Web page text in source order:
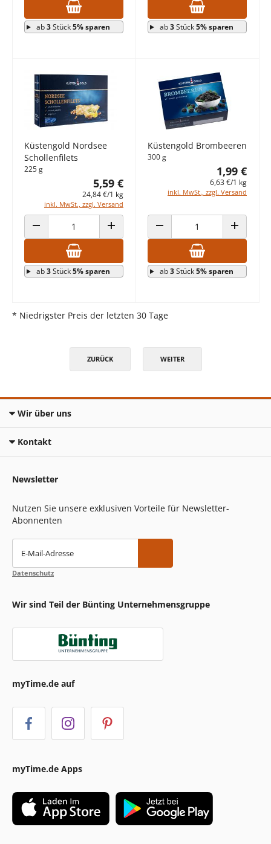
ab3Stück5% sparen ab3Stück5% sparen
Küstengold Nordsee
Schollenfilets
225 g
5,59 €
24,84 €/1 kg
inkl. MwSt., zzgl. Versand
ANZAHL VERRINGERN ANZAHL ERHÖHEN
ab3Stück5% sparen
Küstengold Brombeeren
300 g
1,99 €
6,63 €/1 kg
inkl. MwSt., zzgl. Versand
ANZAHL VERRINGERN ANZAHL
ab3Stück5% sparen
* Niedrigster Preis der letzten 30 Tage
ZURÜCK WEITER
Wir über uns
Kontakt
Newsletter
Nutzen Sie unsere exklusiven Vorteile für Newsletter-
Abonnenten
E-Mail-Adresse
Datenschutz
Wir sind Teil der Bünting Unternehmensgruppe
myTime.de auf
myTime.de Apps